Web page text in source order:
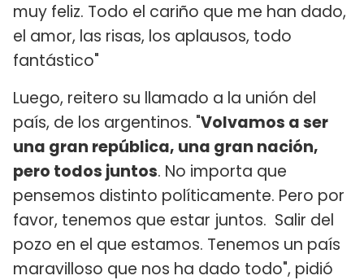
muy feliz. Todo el cariño que me han dado,
el amor, las risas, los aplausos, todo
fantástico"
Luego, reitero su llamado a la unión del
país, de los argentinos. "Volvamos a ser
una gran república, una gran nación,
pero todos juntos. No importa que
pensemos distinto políticamente. Pero por
favor, tenemos que estar juntos. Salir del
pozo en el que estamos. Tenemos un país
maravilloso que nos ha dado todo", pidió